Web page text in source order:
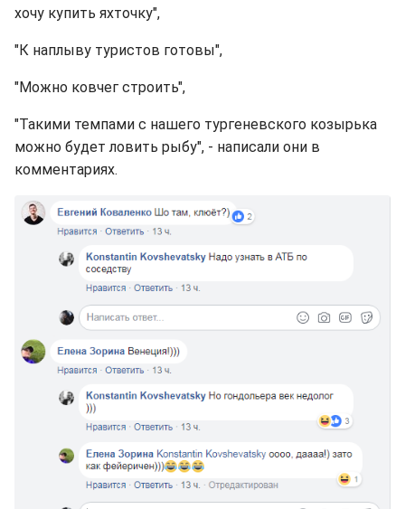
хочу купить яхточку",
"К наплыву туристов готовы",
"Можно ковчег строить",
"Такими темпами с нашего тургеневского козырька
можно будет ловить рыбу", - написали они в
комментариях.